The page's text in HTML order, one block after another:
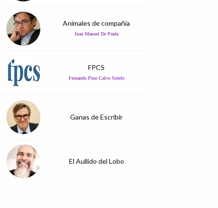
Animales de compañía
Juan Manuel De Prada
FPCS
Fernando Pino Calvo Sotelo
Ganas de Escribir
El Aullido del Lobo